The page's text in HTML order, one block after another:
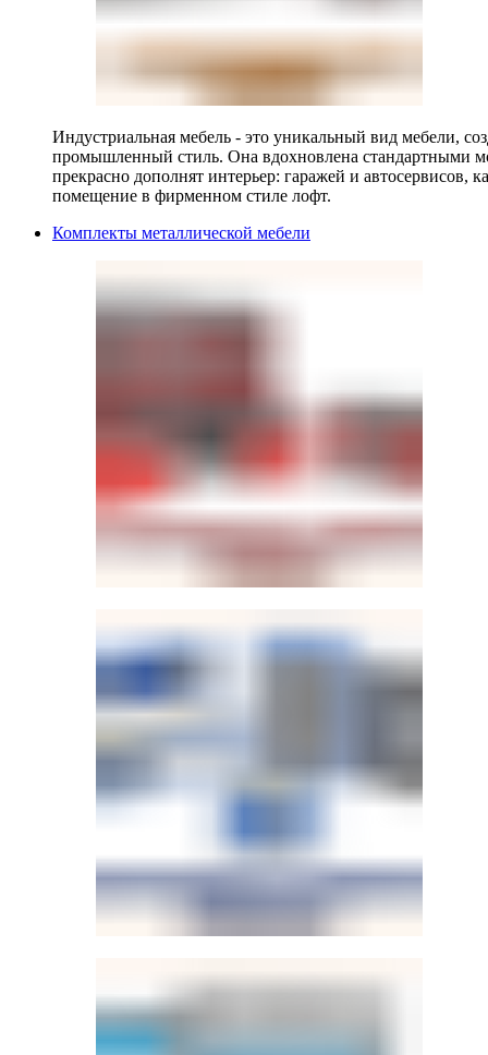
Индустриальная мебель - это уникальный вид мебели,
промышленный стиль. Она вдохновлена стандартными
прекрасно дополнят интерьер: гаражей и автосервисов,
помещение в фирменном стиле лофт.
Комплекты металлической мебели